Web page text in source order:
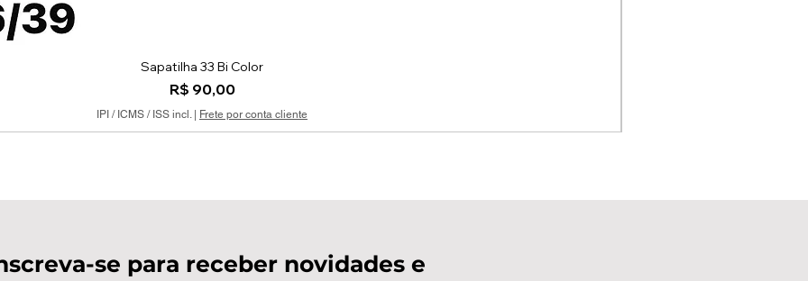
Visualização rápida
Sapatilha 33 Bi Color
Preço
R$ 90,00
IPI / ICMS / ISS incl.| Frete por conta cliente
se para receber novidades e